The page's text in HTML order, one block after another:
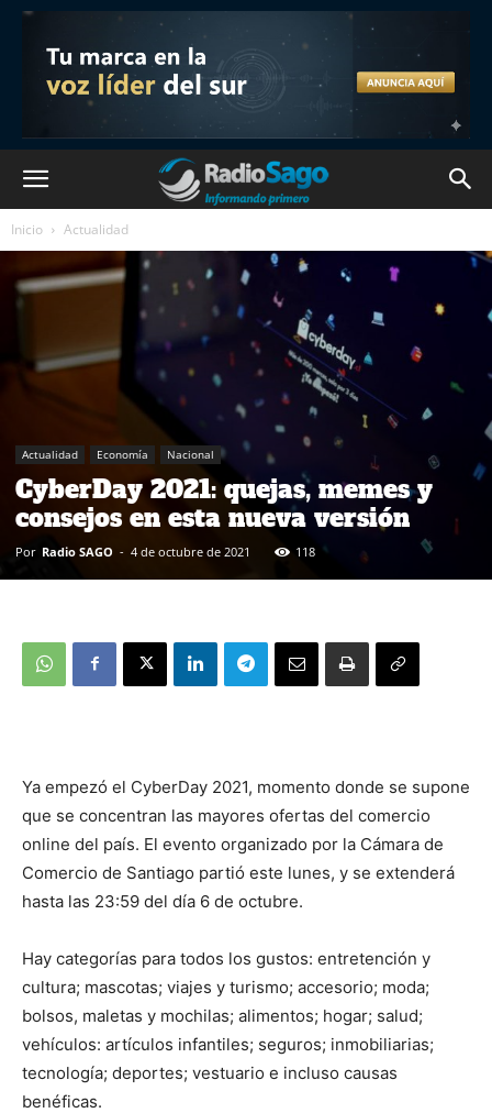
Inicio Actualidad
Actualidad Economía Nacional
CyberDay 2021: quejas, memes y
consejos en esta nueva versión
Por Radio SAGO - 4 de octubre de 2021 118
Ya empezó el CyberDay 2021, momento donde se supone
que se concentran las mayores ofertas del comercio
online del país. El evento organizado por la Cámara de
Comercio de Santiago partió este lunes, y se extenderá
hasta las 23:59 del día 6 de octubre.
Hay categorías para todos los gustos: entretención y
cultura; mascotas; viajes y turismo; accesorio; moda;
bolsos, maletas y mochilas; alimentos; hogar; salud;
vehículos: artículos infantiles; seguros; inmobiliarias;
tecnología; deportes; vestuario e incluso causas
benéficas.